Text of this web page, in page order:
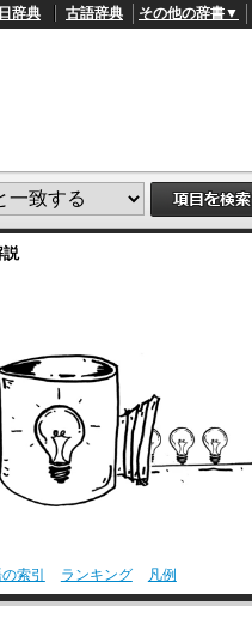
辞典 古語辞典 その他の辞書▼
説
索引 ランキング 凡例